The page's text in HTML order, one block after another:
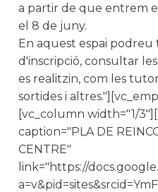
a partir de que entrem
el 8 de juny.
En aquest espai
d'inscripció, consultar
es realitzin, com les
sortides i
[vc_column width="1/
caption="PLA DE
CENTRE"
link="https://